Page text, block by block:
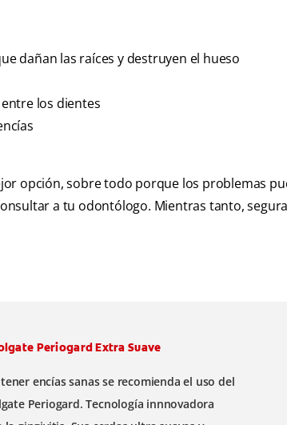
dañan las raíces y destruyen el hueso
los dientes
opción, sobre todo porque los problemas
a tu odontólogo. Mientras tanto,
Periogard Extra Suave
encías sanas se recomienda el uso del
Periogard. Tecnología innnovadora